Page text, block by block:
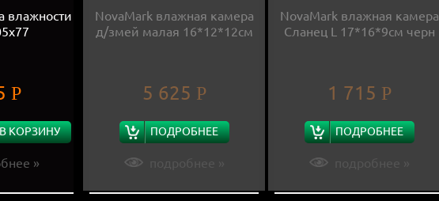
влажности
Р
КОРЗИНУ
»
NovaMark влажная камера
д/змей малая 16*12*12см
5 625 Р
ПОДРОБНЕЕ
NovaMark влажная камера
Сланец L 17*16*9см черн
1 715 Р
ПОДРОБНЕЕ